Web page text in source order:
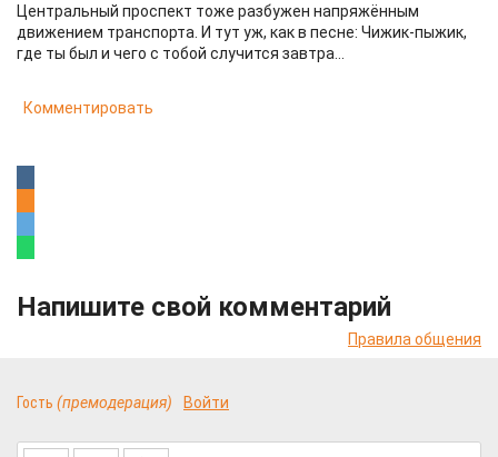
Центральный проспект тоже разбужен напряжённым
движением транспорта. И тут уж, как в песне: Чижик-пыжик,
где ты был и чего с тобой случится завтра...
Комментировать
Напишите свой комментарий
Правила общения
Гость (премодерация) Войти